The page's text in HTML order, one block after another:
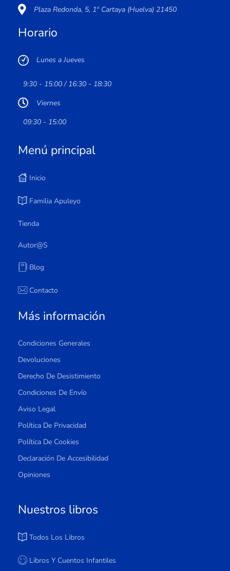
Plaza Redonda, 5, 1º Cartaya (Huelva) 21450
Horario
Lunes a Jueves
9:30 - 15:00 / 16:30 - 18:30
Viernes
09:30 - 15:00
Menú principal
Inicio
Familia Apuleyo
Tienda
Autor@s
Blog
Contacto
Más información
Condiciones Generales
Devoluciones
Derecho De Desistimiento
Condiciones De Envío
Aviso Legal
Política De Privacidad
Política De Cookies
Declaración De Accesibilidad
Opiniones
Nuestros libros
Todos Los Libros
Libros Y Cuentos Infantiles